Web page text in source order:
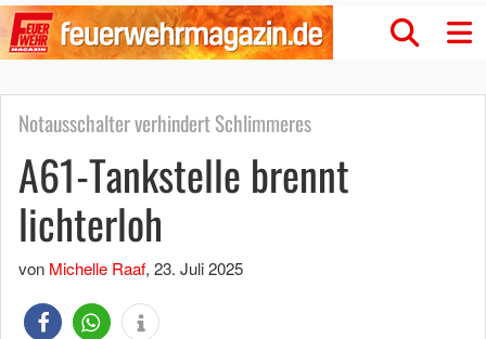
Notausschalter verhindert Schlimmeres
A61-Tankstelle brennt
lichterloh
von Michelle Raaf, 23. Juli 2025